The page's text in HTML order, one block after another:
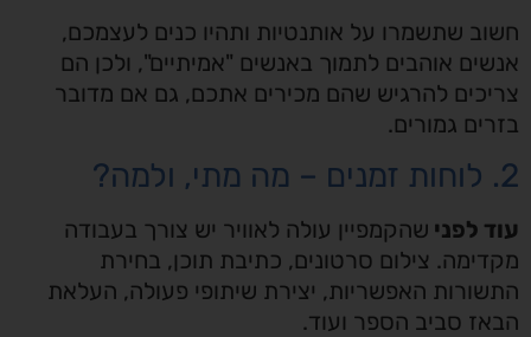
חשוב שתשמרו על אותנטיות ותהיו כנים לעצמכם,
אנשים אוהבים לתמוך באנשים "אמיתיים", ולכן הם
צריכים להרגיש שהם מכירים אתכם, גם אם מדובר
בזרים גמורים.
2. לוחות זמנים – מה מתי, ולמה?
עוד לפני שהקמפיין עולה לאוויר יש צורך בעבודה
מקדימה. צילום סרטונים, כתיבת תוכן, בחירת
התשורות האפשריות, יצירת שיתופי פעולה, העלאת
הבאז סביב הספר ועוד.